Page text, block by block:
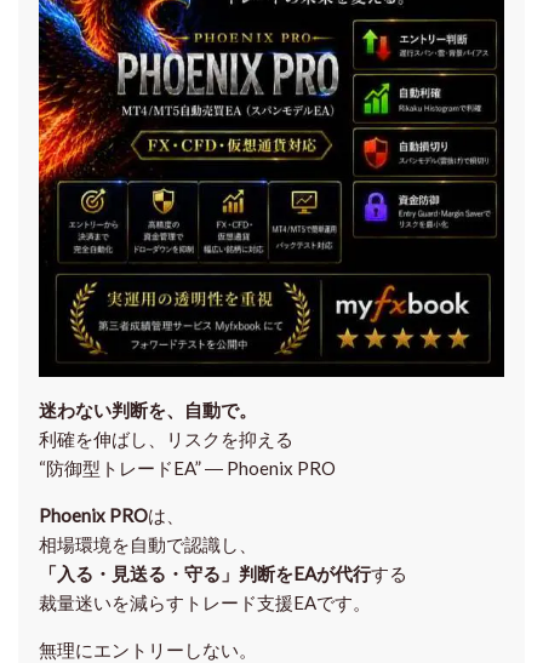
迷わない判断を、自動で。
利確を伸ばし、リスクを抑える
“防御型トレードEA” ― Phoenix PRO
Phoenix PROは、
相場環境を自動で認識し、
「入る・見送る・守る」判断をEAが代行する
裁量迷いを減らすトレード支援EAです。
無理にエントリーしない。